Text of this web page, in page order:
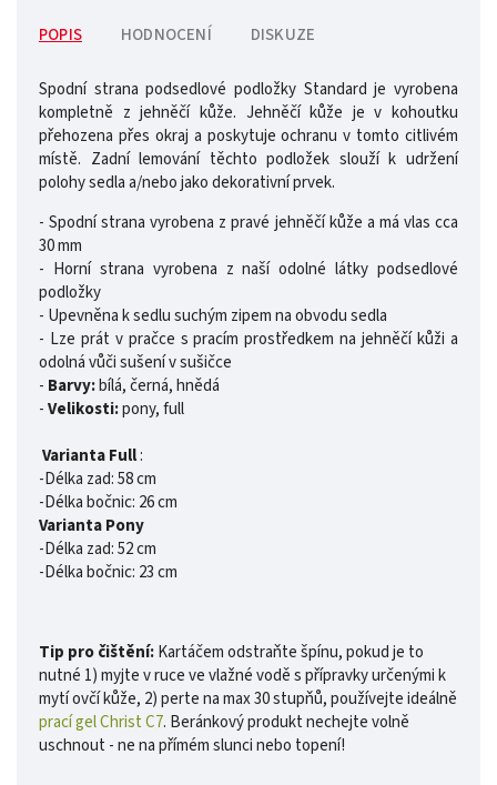
POPIS HODNOCENÍ DISKUZE
Spodní strana podsedlové podložky Standard je vyrobena
kompletně z jehněčí kůže. Jehněčí kůže je v kohoutku
přehozena přes okraj a poskytuje ochranu v tomto citlivém
místě. Zadní lemování těchto podložek slouží k udržení
polohy sedla a/nebo jako dekorativní prvek.
- Spodní strana vyrobena z pravé jehněčí kůže a má vlas cca
30 mm
- Horní strana vyrobena z naší odolné látky podsedlové
podložky
- Upevněna k sedlu suchým zipem na obvodu sedla
- Lze prát v pračce s pracím prostředkem na jehněčí kůži a
odolná vůči sušení v sušičce
- Barvy:bílá, černá, hnědá
-Velikosti:pony, full
Varianta Full:
-Délka zad: 58 cm
-Délka bočnic: 26 cm
Varianta Pony
-Délka zad: 52 cm
-Délka bočnic: 23 cm
Tip pro čištění:Kartáčem odstraňte špínu, pokud je to
nutné 1) myjte v ruce ve vlažné vodě s přípravky určenými k
mytí ovčí kůže, 2) perte na max 30 stupňů, používejte ideálně
prací gel Christ C7. Beránkový produkt nechejte volně
uschnout - ne na přímém slunci nebo topení!